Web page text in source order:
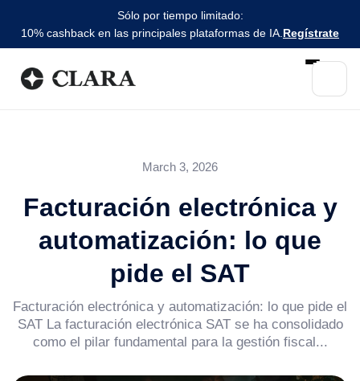
Sólo por tiempo limitado:
10% cashback en las principales plataformas de IA. Regístrate
March 3, 2026
Facturación electrónica y
automatización: lo que
pide el SAT
Facturación electrónica y automatización: lo que pide el
SAT La facturación electrónica SAT se ha consolidado
como el pilar fundamental para la gestión fiscal...